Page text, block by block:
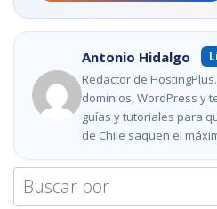
Antonio Hidalgo
Redactor de
dominios, WordPress y
guías y tutoriales para
de Chile saquen el
Search
for: